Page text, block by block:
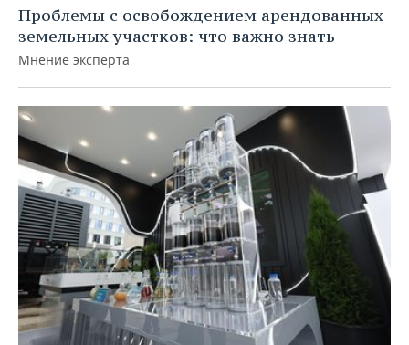
Проблемы с освобождением арендованных
земельных участков: что важно знать
Мнение эксперта